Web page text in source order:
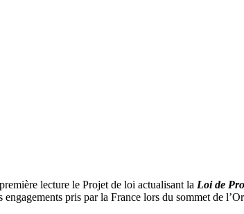
lecture le Projet de loi actualisant la Loi de
engagements pris par la France lors du sommet de